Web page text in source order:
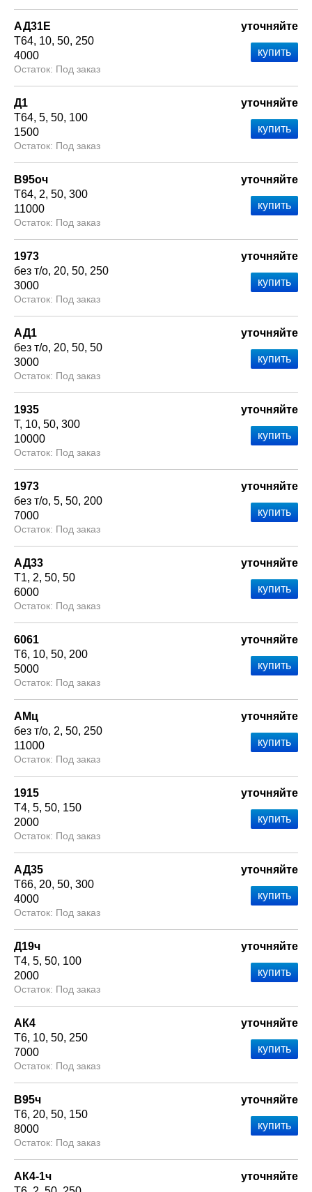
АД31Е
Т64 10 50 250
4000
Под заказ
уточняйте
Д1
Т64 5 50 100
1500
Под заказ
уточняйте
В95оч
Т64 2 50 300
11000
Под заказ
уточняйте
1973
без т/о 20 50 250
3000
Под заказ
уточняйте
АД1
без т/о 20 50 50
3000
Под заказ
уточняйте
1935
Т 10 50 300
10000
Под заказ
уточняйте
1973
без т/о 5 50 200
7000
Под заказ
уточняйте
АД33
Т1 2 50 50
6000
Под заказ
уточняйте
6061
Т6 10 50 200
5000
Под заказ
уточняйте
АМц
без т/о 2 50 250
11000
Под заказ
уточняйте
1915
Т4 5 50 150
2000
Под заказ
уточняйте
АД35
Т66 20 50 300
4000
Под заказ
уточняйте
Д19ч
Т4 5 50 100
2000
Под заказ
уточняйте
АК4
Т6 10 50 250
7000
Под заказ
уточняйте
В95ч
Т6 20 50 150
8000
Под заказ
уточняйте
АК4-1ч
уточняйте